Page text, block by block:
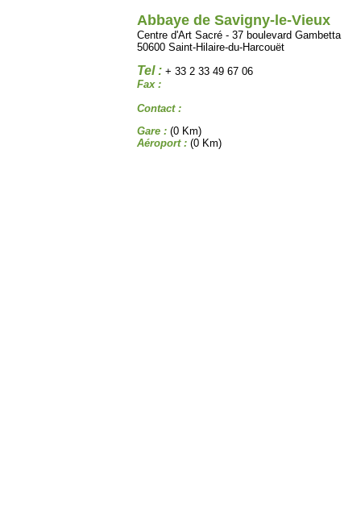
Abbaye de Savigny-le-Vieux
Centre d'Art Sacré - 37 boulevard Gambetta
50600 Saint-Hilaire-du-Harcouët
Tel : + 33 2 33 49 67 06
Fax :
Contact :
Gare : (0 Km)
Aéroport : (0 Km)